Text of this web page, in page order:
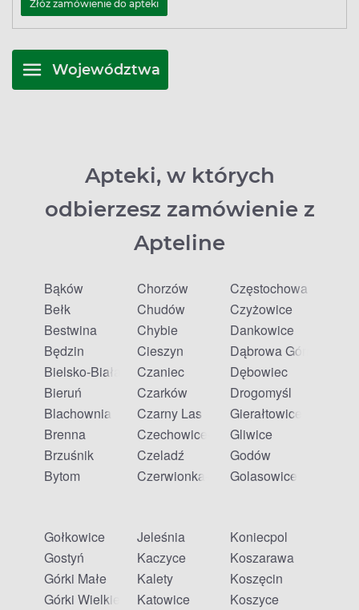
Złóż zamówienie do apteki
Województwa
Apteki, w których
odbierzesz zamówienie z
Apteline
Bąków
Bełk
Bestwina
Będzin
Bielsko-Biała
Bieruń
Blachownia
Brenna
Brzuśnik
Bytom
Chorzów
Chudów
Chybie
Cieszyn
Czaniec
Czarków
Czarny Las
Czechowice-Dziedzice
Czeladź
Czerwionka-Leszczyny
Częstochowa
Czyżowice
Dankowice
Dąbrowa Górnicza
Dębowiec
Drogomyśl
Gierałtowice
Gliwice
Godów
Golasowice
Gołkowice
Gostyń
Górki Małe
Górki Wielkie
Jeleśnia
Kaczyce
Kalety
Katowice
Koniecpol
Koszarawa
Koszęcin
Koszyce